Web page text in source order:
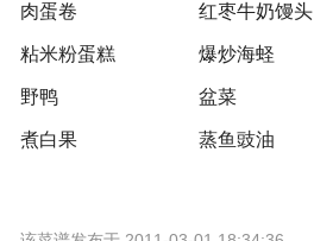
肉蛋卷
粘米粉蛋糕
野鸭
煮白果
红枣牛奶馒头
爆炒海蛏
盆菜
蒸鱼豉油